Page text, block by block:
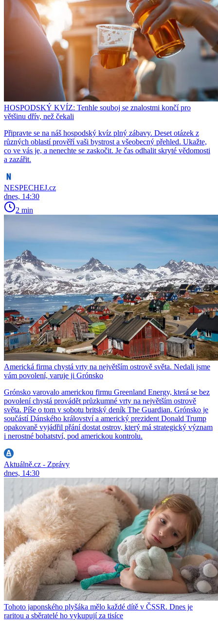
HOSPODSKÝ KVÍZ: Tenhle souboj se znalostmi končí pro
většinu dřív, než čekali
Připravte se na náš hospodský kvíz plný zábavy. Deset otázek z
různých oblastí prověří vaši bystrost a všeobecný přehled. Ukažte,
co ve vás je, a nenechte se zaskočit. Je čas odhalit skryté vědomosti
a zazářit.
NESPECHEJ.cz
dnes, 14:30
2 min
Americká firma chystá vrty na největším ostrově světa. Nedali jsme
vám povolení, varuje ji Grónsko
Grónsko varovalo americkou firmu Greenland Energy, která se bez
povolení chystá provádět průzkumné vrty na největším ostrově
světa. Píše o tom v sobotu britský deník The Guardian. Grónsko je
součástí Dánského království a americký prezident Donald Trump
opakovaně vyjádřil přání dostat ostrov, který má strategický význam
i nerostné bohatství, pod americkou kontrolu.
Aktuálně.cz - Zprávy
dnes, 14:30
Tohoto japonského plyšáka mělo každé dítě v ČSSR. Dnes je
raritou a sběratelé ho vykupují za tisíce